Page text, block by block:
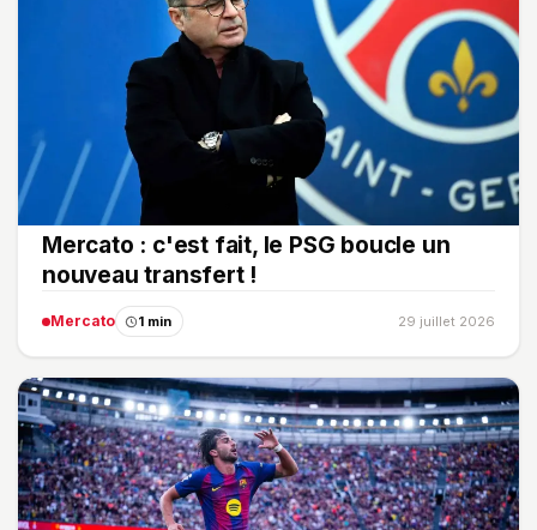
Mercato : c'est fait, le PSG boucle un
nouveau transfert !
Mercato 1 min 29 juillet 2026